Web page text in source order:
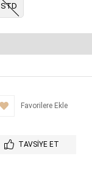
STD
Favorilere Ekle
TAVSIYE ET